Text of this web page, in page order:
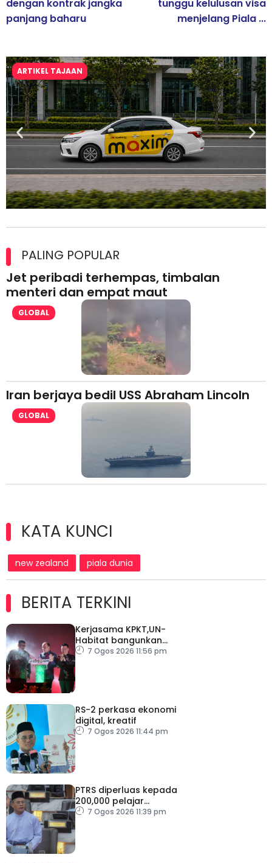
dengan kontrak jangka
panjang baharu
tunggu kelulusan visa
menjelang Piala ...
ARTIKEL TAJAAN
lesen separuh pertama 2026
PALING POPULAR
Jet peribadi terhempas, timbalan
menteri dan empat maut
GLOBAL
Iran berjaya bedil USS Abraham Lincoln
GLOBAL
KATA KUNCI
new zealand piala dunia
BERITA TERKINI
Kerjasama KPKT,UN-
Habitat bangunkan
inisiatif My Public Space
7 Ogos 2026 11:56 pm
RS-2 perkasa ekonomi
digital, kreatif
7 Ogos 2026 11:44 pm
PTRS diperluas kepada
200,000 pelajar
menjelang 2030
7 Ogos 2026 11:39 pm